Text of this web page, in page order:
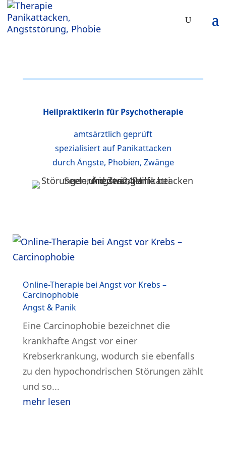
Heilpraktikerin für Psychotherapie
amtsärztlich geprüft
spezialisiert auf Panikattacken
durch Ängste, Phobien, Zwänge
Online-Therapie bei Angst vor Krebs –
Carcinophobie
Angst & Panik
Eine Carcinophobie bezeichnet die
krankhafte Angst vor einer
Krebserkrankung, wodurch sie ebenfalls
zu den hypochondrischen Störungen zählt
und so...
mehr lesen